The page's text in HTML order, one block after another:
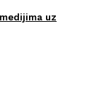
uz